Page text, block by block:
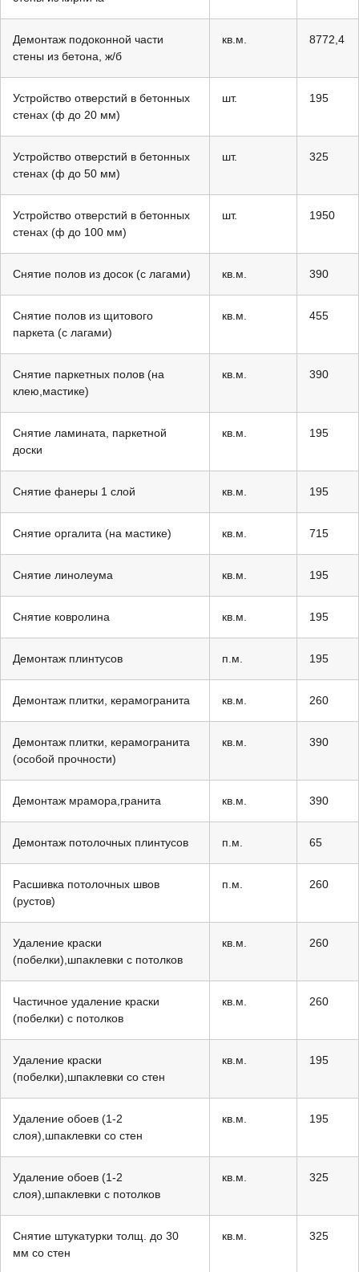
Демонтаж подоконной части
стены из бетона, ж/б
кв.м. 8772,4
Устройство отверстий в бетонных
стенах (ф до 20 мм)
шт. 195
Устройство отверстий в бетонных
стенах (ф до 50 мм)
шт. 325
Устройство отверстий в бетонных
стенах (ф до 100 мм)
шт. 1950
Снятие полов из досок (с лагами) кв.м. 390
Снятие полов из щитового
паркета (с лагами)
кв.м. 455
Снятие паркетных полов (на
клею,мастике)
кв.м. 390
Снятие ламината, паркетной
доски
кв.м. 195
Снятие фанеры 1 слой кв.м. 195
Снятие оргалита (на мастике) кв.м. 715
Снятие линолеума кв.м. 195
Снятие ковролина кв.м. 195
Демонтаж плинтусов п.м. 195
Демонтаж плитки, керамогранита кв.м. 260
Демонтаж плитки, керамогранита
(особой прочности)
кв.м. 390
Демонтаж мрамора,гранита кв.м. 390
Демонтаж потолочных плинтусов п.м. 65
Расшивка потолочных швов
(рустов)
п.м. 260
Удаление краски
(побелки),шпаклевки с потолков
кв.м. 260
Частичное удаление краски
(побелки) с потолков
кв.м. 260
Удаление краски
(побелки),шпаклевки со стен
кв.м. 195
Удаление обоев (1-2
слоя),шпаклевки со стен
кв.м. 195
Удаление обоев (1-2
слоя),шпаклевки с потолков
кв.м. 325
Снятие штукатурки толщ. до 30
мм со стен
кв.м. 325